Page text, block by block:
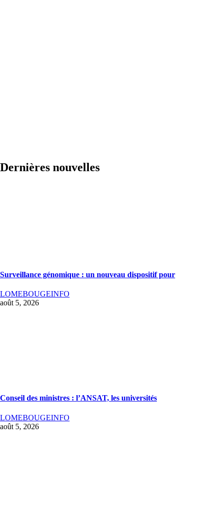
Dernières nouvelles
Surveillance génomique : un nouveau dispositif pour
LOMEBOUGEINFO
août 5, 2026
Conseil des ministres : l’ANSAT, les universités
LOMEBOUGEINFO
août 5, 2026